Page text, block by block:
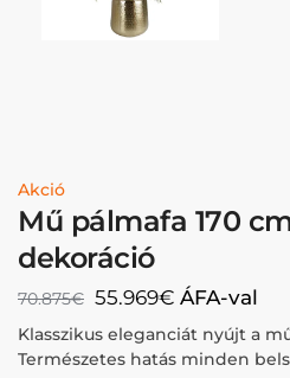
Akció
Mű pálmafa 170
dekoráció
70.875€ 55.969€ ÁFA-val
Klasszikus eleganciát nyújt a
Természetes hatás minden